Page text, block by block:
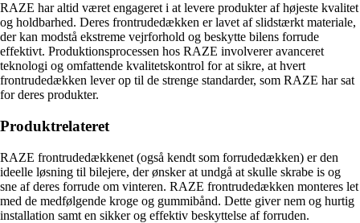
RAZE har altid været engageret i at levere produkter af højeste kvalitet
og holdbarhed. Deres frontrudedækken er lavet af slidstærkt materiale,
der kan modstå ekstreme vejrforhold og beskytte bilens forrude
effektivt. Produktionsprocessen hos RAZE involverer avanceret
teknologi og omfattende kvalitetskontrol for at sikre, at hvert
frontrudedækken lever op til de strenge standarder, som RAZE har sat
for deres produkter.
Produktrelateret
RAZE frontrudedækkenet (også kendt som forrudedækken) er den
ideelle løsning til bilejere, der ønsker at undgå at skulle skrabe is og
sne af deres forrude om vinteren. RAZE frontrudedækken monteres let
med de medfølgende kroge og gummibånd. Dette giver nem og hurtig
installation samt en sikker og effektiv beskyttelse af forruden.